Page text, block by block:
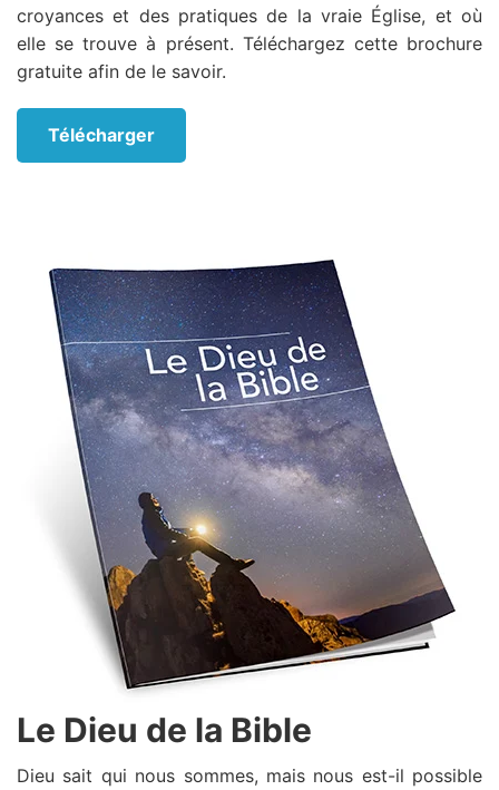
croyances et des pratiques de la vraie Église, et où
elle se trouve à présent. Téléchargez cette brochure
gratuite afin de le savoir.
Télécharger
Le Dieu de la Bible
Dieu sait qui nous sommes, mais nous est-il possible